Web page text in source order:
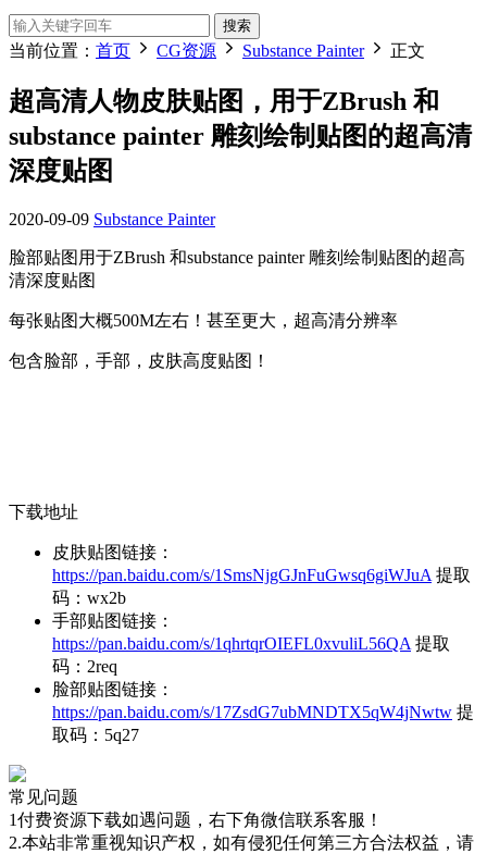
搜索
当前位置： 首页 CG资源 Substance Painter 正文
超高清人物皮肤贴图，用于ZBrush 和
substance painter 雕刻绘制贴图的超高清
深度贴图
2020-09-09 Substance Painter
脸部贴图用于ZBrush 和substance painter 雕刻绘制贴图的超高
清深度贴图
每张贴图大概500M左右！甚至更大，超高清分辨率
包含脸部，手部，皮肤高度贴图！
下载地址
皮肤贴图链接：
https://pan.baidu.com/s/1SmsNjgGJnFuGwsq6giWJuA 提取
码：wx2b
手部贴图链接：
https://pan.baidu.com/s/1qhrtqrOIEFL0xvuliL56QA 提取
码：2req
脸部贴图链接：
https://pan.baidu.com/s/17ZsdG7ubMNDTX5qW4jNwtw 提
取码：5q27
常见问题
1付费资源下载如遇问题，右下角微信联系客服！
2.本站非常重视知识产权，如有侵犯任何第三方合法权益，请